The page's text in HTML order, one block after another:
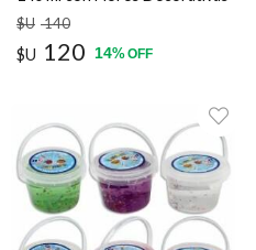
$U 140
$U 120 14%OFF